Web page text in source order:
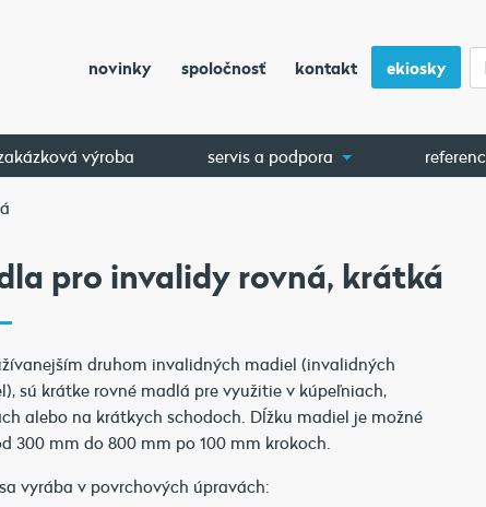
novinky spoločnosť kontakt ekiosky
výroba servis a podpora
pro invalidy rovná, krátká
druhom invalidných madiel (invalidných
sú krátke rovné madlá pre využitie v kúpeľniach,
alebo na krátkych schodoch. Dĺžku madiel je možné
300 mm do 800 mm po 100 mm krokoch.
vyrába v povrchových úpravách: